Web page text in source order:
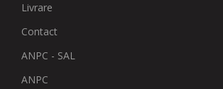
Livrare
Contact
ANPC - SAL
ANPC